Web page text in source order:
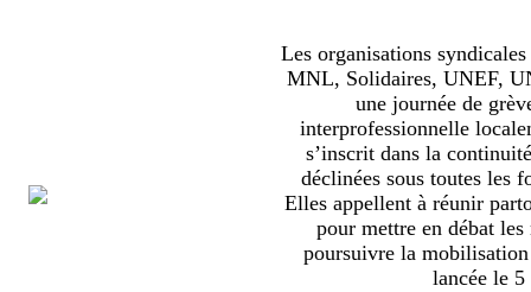
Les organisations
MNL, Solidaires, UNEF,
une journée de
interprofessionnelle
s’inscrit dans la
déclinées sous toutes les
Elles appellent à réunir
pour mettre en débat
poursuivre la
lancée le 5